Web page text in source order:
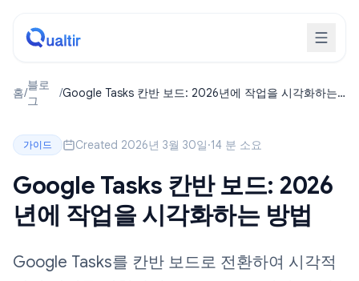
홈/
블로
그
/Google Tasks 칸반 보드: 2026년에 작업을 시각화하는
가이드 Created 2026년 3월 30일·14 분 소요
Google Tasks 칸반 보드: 2026
년에 작업을 시각화하는 방법
Google Tasks를 칸반 보드로 전환하여 시각적